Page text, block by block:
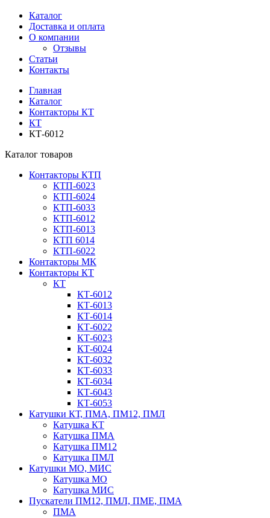
Каталог
Доставка и оплата
О компании
Отзывы
Статьи
Контакты
Главная
Каталог
Контакторы КТ
КТ
КТ-6012
Каталог товаров
Контакторы КТП
КТП-6023
КТП-6024
КТП-6033
КТП-6012
КТП-6013
КТП 6014
КТП-6022
Контакторы МК
Контакторы КТ
КТ
КТ-6012
КТ-6013
КТ-6014
КТ-6022
КТ-6023
КТ-6024
КТ-6032
КТ-6033
КТ-6034
КТ-6043
КТ-6053
Катушки КТ, ПМА, ПМ12, ПМЛ
Катушка КТ
Катушка ПМА
Катушка ПМ12
Катушка ПМЛ
Катушки МО, МИС
Катушка МО
Катушка МИС
Пускатели ПМ12, ПМЛ, ПМЕ, ПМА
ПМА